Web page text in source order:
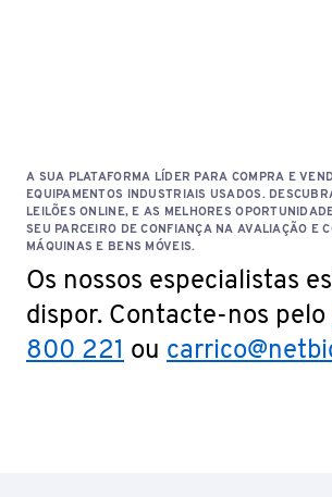
A SUA PLATAFORMA LÍDER PARA COMPRA E
EQUIPAMENTOS INDUSTRIAIS USADOS.
LEILÕES ONLINE, E AS MELHORES
SEU PARCEIRO DE CONFIANÇA NA AVALIAÇÃO E
MÁQUINAS E BENS MÓVEIS.
Os nossos especialistas
dispor. Contacte-nos pelo
800 221 ou